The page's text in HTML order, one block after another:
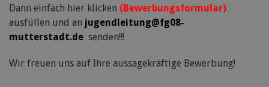
Dann einfach hier klicken (Bewerbungsformular)
ausfüllen und an jugendleitung@fg08-
mutterstadt.de senden!!!
Wir freuen uns auf Ihre aussagekräftige Bewerbung!